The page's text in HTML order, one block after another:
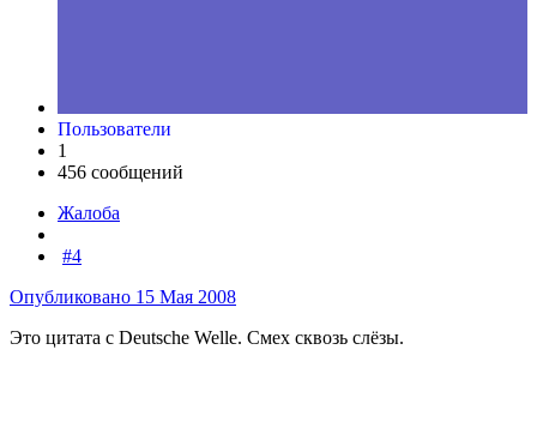
Пользователи
1
456 сообщений
Жалоба
#4
Опубликовано 15 Мая 2008
Это цитата с Deutsche Welle. Смех сквозь слёзы.